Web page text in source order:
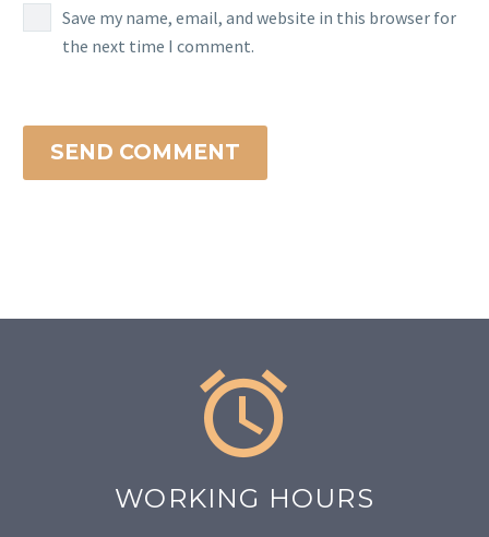
Save my name, email, and website in this browser for
the next time I comment.
SEND COMMENT


WORKING HOURS